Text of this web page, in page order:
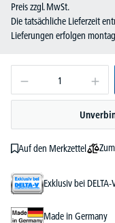
Preis zzgl. MwSt.
Die tatsächliche Lieferzeit
Lieferungen erfolgen
Auf den Merkzettel
Exklusiv bei DELTA-
Made in Germany